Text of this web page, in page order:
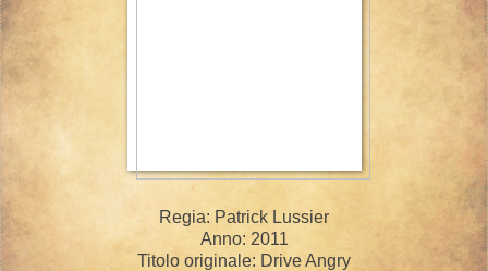
Regia: Patrick Lussier
Anno: 2011
Titolo originale: Drive Angry